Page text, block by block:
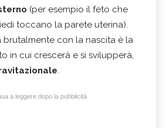
(per esempio il feto che
toccano la parete uterina).
brutalmente con la nascita è la
in cui crescerà e si svilupperà,
a leggere dopo la pubblicità